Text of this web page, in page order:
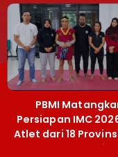
Terobosan
Grassroots
PBMI
Persiapan IMC
Atlet dari 18
Berlaga Besok di